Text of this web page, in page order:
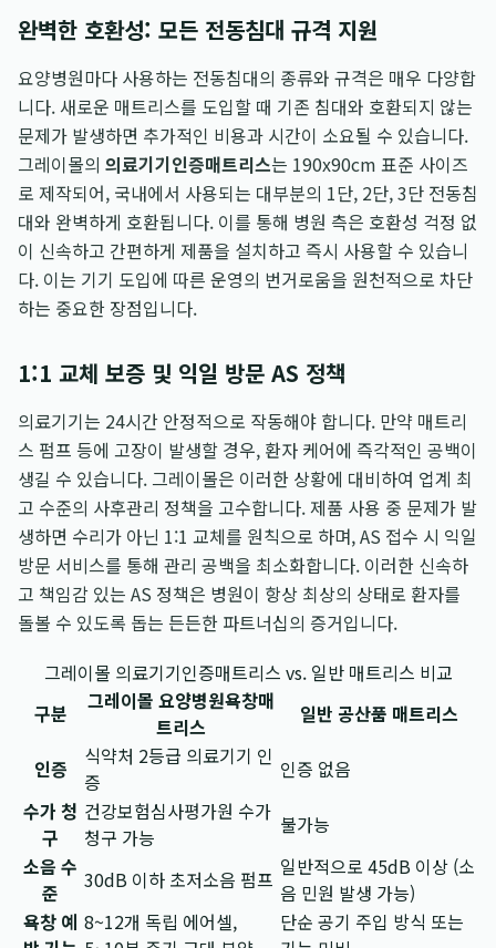
완벽한 호환성: 모든 전동침대 규격 지원
요양병원마다 사용하는 전동침대의 종류와 규격은 매우 다양합
니다. 새로운 매트리스를 도입할 때 기존 침대와 호환되지 않는
문제가 발생하면 추가적인 비용과 시간이 소요될 수 있습니다.
그레이몰의 의료기기인증매트리스는 190x90cm 표준 사이즈
로 제작되어, 국내에서 사용되는 대부분의 1단, 2단, 3단 전동침
대와 완벽하게 호환됩니다. 이를 통해 병원 측은 호환성 걱정 없
이 신속하고 간편하게 제품을 설치하고 즉시 사용할 수 있습니
다. 이는 기기 도입에 따른 운영의 번거로움을 원천적으로 차단
하는 중요한 장점입니다.
1:1 교체 보증 및 익일 방문 AS 정책
의료기기는 24시간 안정적으로 작동해야 합니다. 만약 매트리
스 펌프 등에 고장이 발생할 경우, 환자 케어에 즉각적인 공백이
생길 수 있습니다. 그레이몰은 이러한 상황에 대비하여 업계 최
고 수준의 사후관리 정책을 고수합니다. 제품 사용 중 문제가 발
생하면 수리가 아닌 1:1 교체를 원칙으로 하며, AS 접수 시 익일
방문 서비스를 통해 관리 공백을 최소화합니다. 이러한 신속하
고 책임감 있는 AS 정책은 병원이 항상 최상의 상태로 환자를
돌볼 수 있도록 돕는 든든한 파트너십의 증거입니다.
그레이몰 의료기기인증매트리스 vs. 일반 매트리스 비교
구분
그레이몰 요양병원욕창매
트리스
일반 공산품 매트리스
인증
식약처 2등급 의료기기 인
증
인증 없음
수가 청
구
건강보험심사평가원 수가
청구 가능
불가능
소음 수
준
30dB 이하 초저소음 펌프 일반적으로 45dB 이상 (소
음 민원 발생 가능)
욕창 예 8~12개 독립 에어셀,
단순 공기 주입 방식 또는